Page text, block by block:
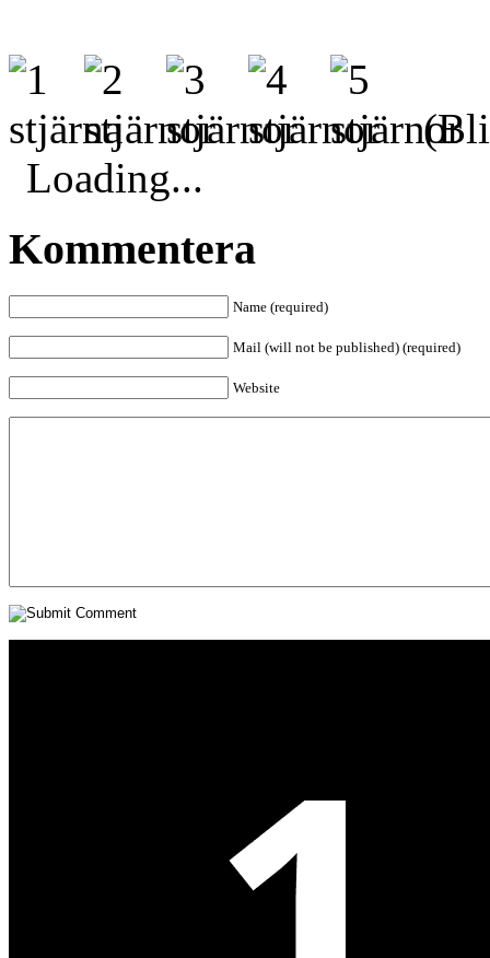
(Bli
Loading...
Kommentera
Name (required)
Mail (will not be published) (required)
Website